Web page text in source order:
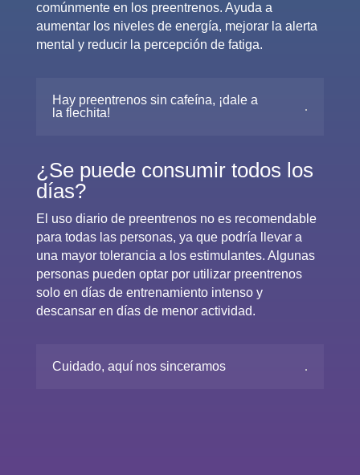
comúnmente en los preentrenos. Ayuda a
aumentar los niveles de energía, mejorar la alerta
mental y reducir la percepción de fatiga.
Hay preentrenos sin cafeína, ¡dale a
la flechita!
¿Se puede consumir todos los
días?
El uso diario de preentrenos no es recomendable
para todas las personas, ya que podría llevar a
una mayor tolerancia a los estimulantes. Algunas
personas pueden optar por utilizar preentrenos
solo en días de entrenamiento intenso y
descansar en días de menor actividad.
Cuidado, aquí nos sinceramos